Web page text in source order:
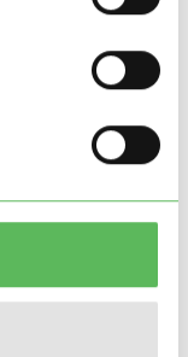
verplicht in: